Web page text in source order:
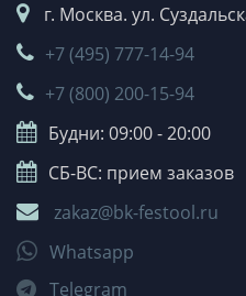
г. Москва. ул.
+7 (495) 777-14-94
+7 (800) 200-15-94
Будни: 09:00 - 20:00
СБ-ВС: прием заказов
zakaz@bk-festool.ru
Whatsapp
Telegram